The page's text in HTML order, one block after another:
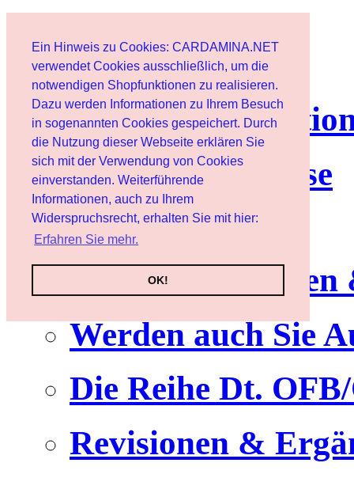
Ein Hinweis zu Cookies: CARDAMINA.NET
verwendet Cookies ausschließlich, um die
notwendigen Shopfunktionen zu realisieren.
Dazu werden Informationen zu Ihrem Besuch
in sogenannten Cookies gespeichert. Durch
die Nutzung dieser Webseite erklären Sie
sich mit der Verwendung von Cookies
einverstanden. Weiterführende
Informationen, auch zu Ihrem
Widerspruchsrecht, erhalten Sie mit hier:
Erfahren Sie mehr.
OK!
Client
lettre
Nutzungshinweise
Service
Werden auch Sie
Die Reihe Dt.
Revisionen &